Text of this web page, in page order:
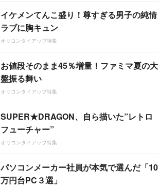
イケメンてんこ盛り！尊すぎる男子の純情
ラブに胸キュン
オリコンタイアップ特集
お値段そのまま45％増量！ファミマ夏の大
盤振る舞い
オリコンタイアップ特集
SUPER★DRAGON、自ら描いた”レトロ
フューチャー”
オリコンタイアップ特集
パソコンメーカー社員が本気で選んだ「10
万円台PC３選」